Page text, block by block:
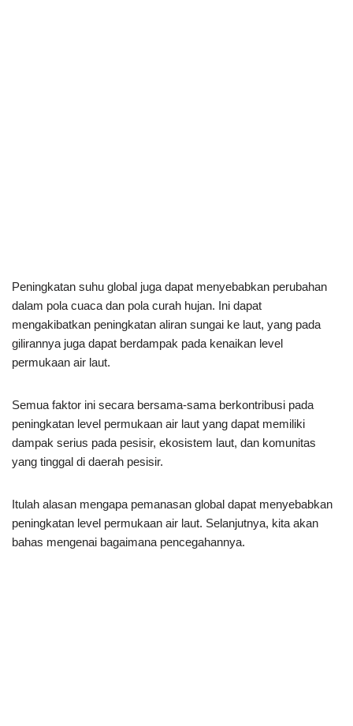
Peningkatan suhu global juga dapat menyebabkan perubahan
dalam pola cuaca dan pola curah hujan. Ini dapat
mengakibatkan peningkatan aliran sungai ke laut, yang pada
gilirannya juga dapat berdampak pada kenaikan level
permukaan air laut.
Semua faktor ini secara bersama-sama berkontribusi pada
peningkatan level permukaan air laut yang dapat memiliki
dampak serius pada pesisir, ekosistem laut, dan komunitas
yang tinggal di daerah pesisir.
Itulah alasan mengapa pemanasan global dapat menyebabkan
peningkatan level permukaan air laut. Selanjutnya, kita akan
bahas mengenai bagaimana pencegahannya.